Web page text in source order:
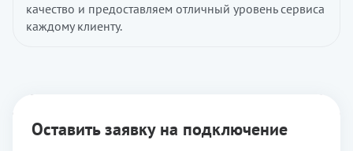
качество и предоставляем отличный уровень сервиса
каждому клиенту.
Оставить заявку на подключение